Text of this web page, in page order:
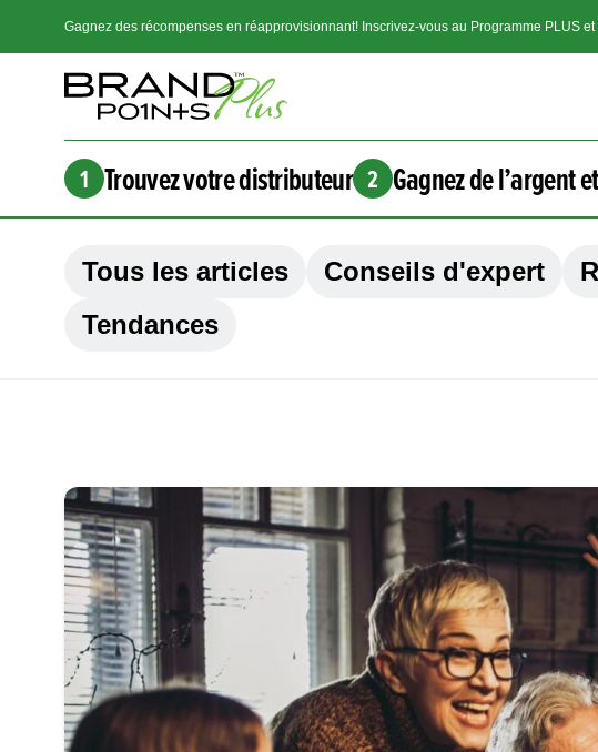
Gagnez des récompenses en réapprovisionnant! Inscrivez-vous au Programme PLUS
1 Trouvez votre distributeur 2 Gagnez de l’argent
Tous les articles Conseils d'expert
Tendances